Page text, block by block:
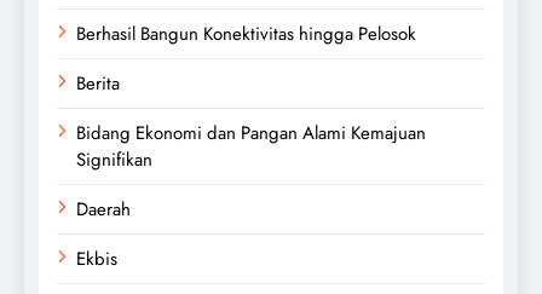
Berhasil Bangun Konektivitas hingga Pelosok
Berita
Bidang Ekonomi dan Pangan Alami Kemajuan
Signifikan
Daerah
Ekbis